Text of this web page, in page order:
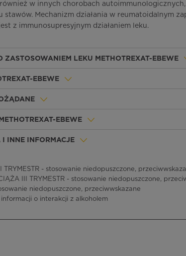
w innych chorobach autoimmunologicznych,
stawów. Mechanizm działania w reumatoidalnym
z immunosupresyjnym działaniem leku.
ZASTOSOWANIEM LEKU METHOTREXAT-EBEWE
EBEWE
EBEWE
INNE INFORMACJE
TRYMESTR - stosowanie niedopuszczone,
III TRYMESTR - stosowanie niedopuszczone,
niedopuszczone, przeciwwskazane
informacji o interakcji z alkoholem